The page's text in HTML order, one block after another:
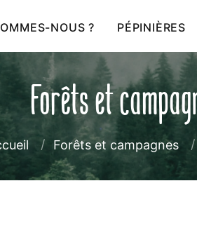
NOUS ? PÉPINIÈRES
Forêts et
Forêts et campagnes